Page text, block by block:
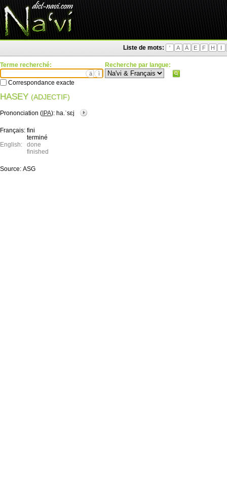
Liste de mots: ' A Ä E F H I
Terme recherché:
ä ì
Correspondance exacte
Recherche par langue:
HASEY (ADJECTIF)
Prononciation ( IPA): ha.ˈsɛj
Français: fini
terminé
English:
done
finished
Source: ASG